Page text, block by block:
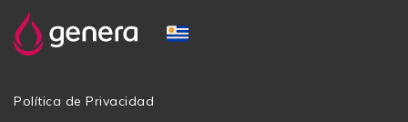
Política de Privacidad